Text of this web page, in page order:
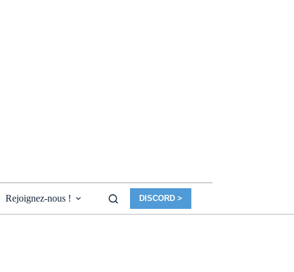
Rejoignez-nous ! DISCORD >